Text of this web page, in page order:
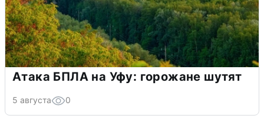
Атака БПЛА на Уфу: горожане шутят
5 августа 0